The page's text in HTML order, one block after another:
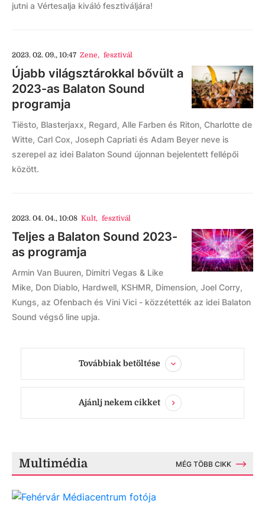
jutni a Vértesalja kiváló fesztiváljára!
2023. 02. 09., 10:47 Zene, fesztivál
Újabb világsztárokkal bővült a
2023-as Balaton Sound
programja
Tiësto, Blasterjaxx, Regard, Alle Farben és Riton, Charlotte de
Witte, Carl Cox, Joseph Capriati és Adam Beyer neve is
szerepel az idei Balaton Sound újonnan bejelentett fellépői
között.
2023. 04. 04., 10:08 Kult, fesztivál
Teljes a Balaton Sound 2023-
as programja
Armin Van Buuren, Dimitri Vegas & Like
Mike, Don Diablo, Hardwell, KSHMR, Dimension, Joel Corry,
Kungs, az Ofenbach és Vini Vici - közzétették az idei Balaton
Sound végső line upja.
Továbbiak betöltése
Ajánlj nekem cikket
Multimédia MÉG TÖBB CIKK